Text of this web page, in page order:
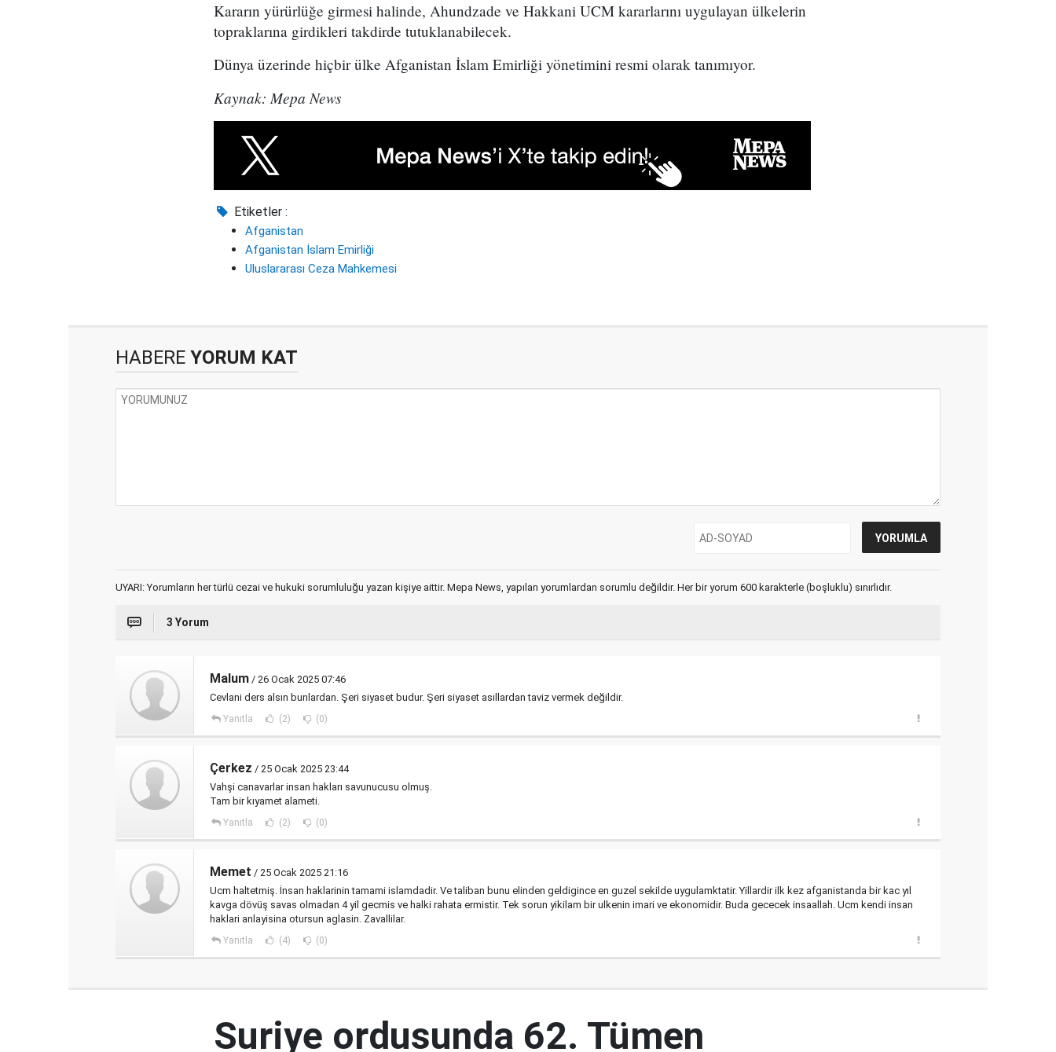
Kararın yürürlüğe girmesi halinde, Ahundzade ve Hakkani UCM kararlarını uygulayan ülkelerin
topraklarına girdikleri takdirde tutuklanabilecek.
Dünya üzerinde hiçbir ülke Afganistan İslam Emirliği yönetimini resmi olarak tanımıyor.
Kaynak: Mepa News
Etiketler :
Afganistan
Afganistan İslam Emirliği
Uluslararası Ceza Mahkemesi
HABERE YORUM KAT
UYARI: Yorumların her türlü cezai ve hukuki sorumluluğu yazan kişiye aittir. Mepa News, yapılan yorumlardan sorumlu değildir. Her bir yorum 600 karakterle (boşluklu) sınırlıdır.
3 Yorum
Malum / 26 Ocak 2025 07:46
Cevlani ders alsın bunlardan. Şeri siyaset budur. Şeri siyaset asıllardan taviz vermek değildir.
Yanıtla (2) (0)
Çerkez / 25 Ocak 2025 23:44
Vahşi canavarlar insan hakları savunucusu olmuş.
Tam bir kıyamet alameti.
Yanıtla (2) (0)
Memet / 25 Ocak 2025 21:16
Ucm haltetmiş. İnsan haklarinin tamami islamdadir. Ve taliban bunu elinden geldigince en guzel sekilde uygulamktatir. Yillardir ilk kez afganistanda bir kac yıl
kavga dövüş savas olmadan 4 yil gecmis ve halki rahata ermistir. Tek sorun yikilam bir ulkenin imari ve ekonomidir. Buda gececek insaallah. Ucm kendi insan
haklari anlayisina otursun aglasin. Zavallilar.
Yanıtla (4) (0)
Suriye ordusunda 62. Tümen